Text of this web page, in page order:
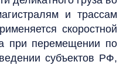
и трассам
скоростной
при перемещении по
субъектов РФ,